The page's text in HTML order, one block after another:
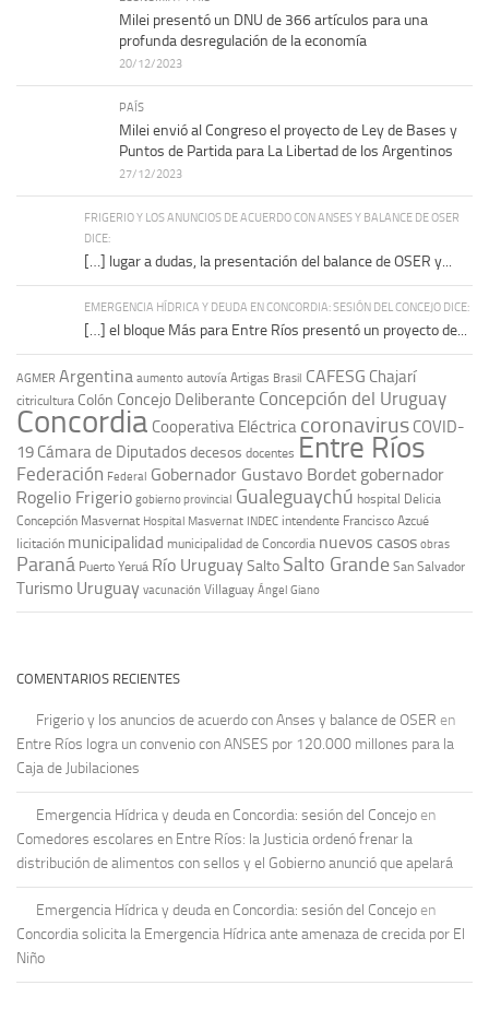
Milei presentó un DNU de 366 artículos para una
profunda desregulación de la economía
20/12/2023
PAÍS
Milei envió al Congreso el proyecto de Ley de Bases y
Puntos de Partida para La Libertad de los Argentinos
27/12/2023
FRIGERIO Y LOS ANUNCIOS DE ACUERDO CON ANSES Y BALANCE DE OSER
DICE:
[…] lugar a dudas, la presentación del balance de OSER y...
EMERGENCIA HÍDRICA Y DEUDA EN CONCORDIA: SESIÓN DEL CONCEJO DICE:
[…] el bloque Más para Entre Ríos presentó un proyecto de...
AGMER Argentina aumento autovía Artigas Brasil CAFESG Chajarí
citricultura Colón Concejo Deliberante Concepción del Uruguay
Concordia Cooperativa Eléctrica coronavirus COVID-
19 Cámara de Diputadosdecesos docentes Entre Ríos
Federación Federal Gobernador Gustavo Bordet gobernador
Rogelio Frigerio gobierno provincial Gualeguaychú hospital Delicia
Concepción Masvernat Hospital Masvernat INDEC intendente Francisco Azcué
licitación municipalidad municipalidad de Concordia nuevos casos obras
Paraná Puerto Yeruá Río UruguaySalto Salto Grande San Salvador
Turismo Uruguay vacunación Villaguay Ángel Giano
COMENTARIOS RECIENTES
Frigerio y los anuncios de acuerdo con Anses y balance de OSER en
Entre Ríos logra un convenio con ANSES por 120.000 millones para la
Caja de Jubilaciones
Emergencia Hídrica y deuda en Concordia: sesión del Concejo en
Comedores escolares en Entre Ríos: la Justicia ordenó frenar la
distribución de alimentos con sellos y el Gobierno anunció que apelará
Emergencia Hídrica y deuda en Concordia: sesión del Concejo en
Concordia solicita la Emergencia Hídrica ante amenaza de crecida por El
Niño